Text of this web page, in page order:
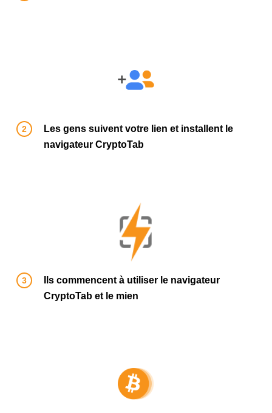
Les gens suivent votre lien et installent le
navigateur CryptoTab
Ils commencent à utiliser le navigateur
CryptoTab et le mien